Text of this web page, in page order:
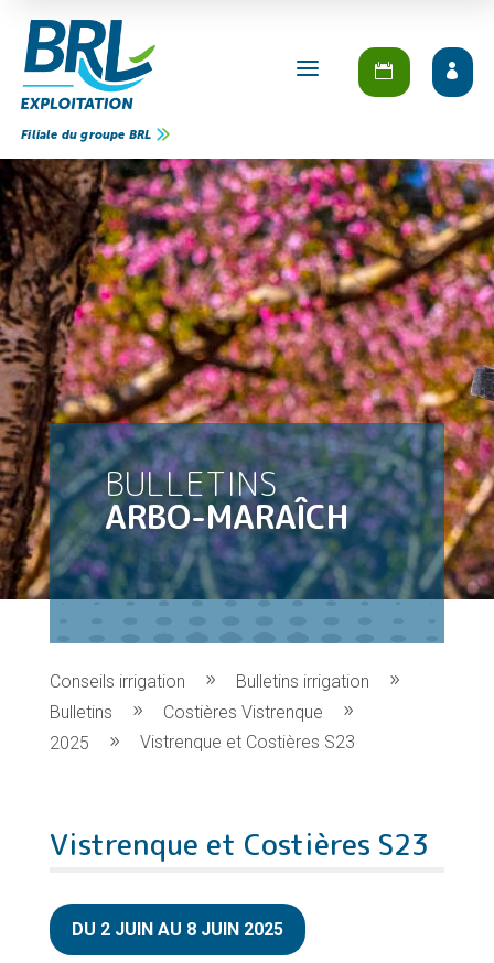
a
Filiale du groupe BRL
BULLETINS
ARBO-MARAÎCH
Conseils irrigation
Bulletins irrigation
Bulletins
Costières Vistrenque
2025
Vistrenque et Costières S23
Vistrenque et Costières S23
DU 2 JUIN AU 8 JUIN 2025